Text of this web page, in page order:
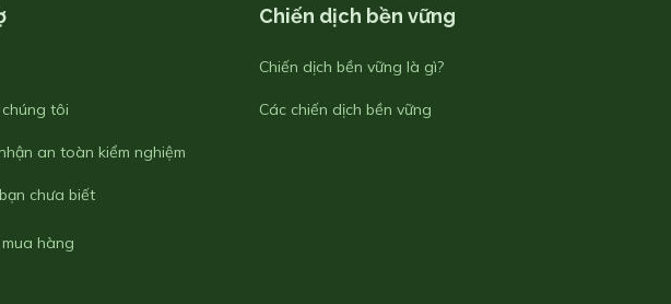
tôi
an toàn kiểm nghiệm
chưa biết
hàng
Chiến dịch bền vững
Chiến dịch bền vững là gì?
Các chiến dịch bền vững